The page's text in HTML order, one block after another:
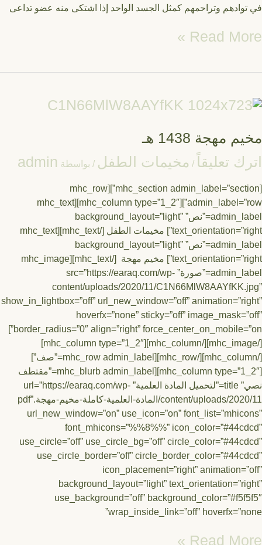
وتراحمهم كمثل الجسد الواحد إذا اشتكى منه عضو تداعى
Read
مهجة 1438 هـ
تعليقاً /مخيمات الطفل/ بواسطة admin
[mhc_section admin_label=”section”][mhc_row
admin_label=”row”][mhc_column type=”1_2″][mhc_text
admin_label=”نص” background_layout=”light”
text_orientation=”right”] مخيمات الطفل [/mhc_text][mhc_text
admin_label=”نص” background_layout=”light”
text_orientation=”right”] مخيم مهجة [/mhc_text][mhc_image
admin_label=”صورة” src=”https://earaq.com/wp-
content/uploads/2020/11/
show_in_lightbox=”off” url_new_window=”off”
hoverfx=”none” sticky=”off”
border_radius=”0″ align=”right” force_center_on_mobile=”on”]
[/mhc_image][/mhc_column][mhc_column type=”1_2″]
[/mhc_column][/mhc_row][mhc_row admin_label=”صف”]
[mhc_column type=”1_2″][mhc_blurb admin_label=”مقتطف
نصي” title=”لتحميل المادة العلمية” url=”https://earaq.com/wp-
content/uploads/2020/11/المادة-العلمية-كاملة-مخيم-مهجة.pdf”
url_new_window=”on” use_icon=”on”
font_mhicons=”%%8%%”
use_circle=”off” use_circle_bg=”off”
use_circle_border=”off”
icon_placement=”right”
background_layout=”light”
use_background=”off”
wrap_inside_link=”off”
Read